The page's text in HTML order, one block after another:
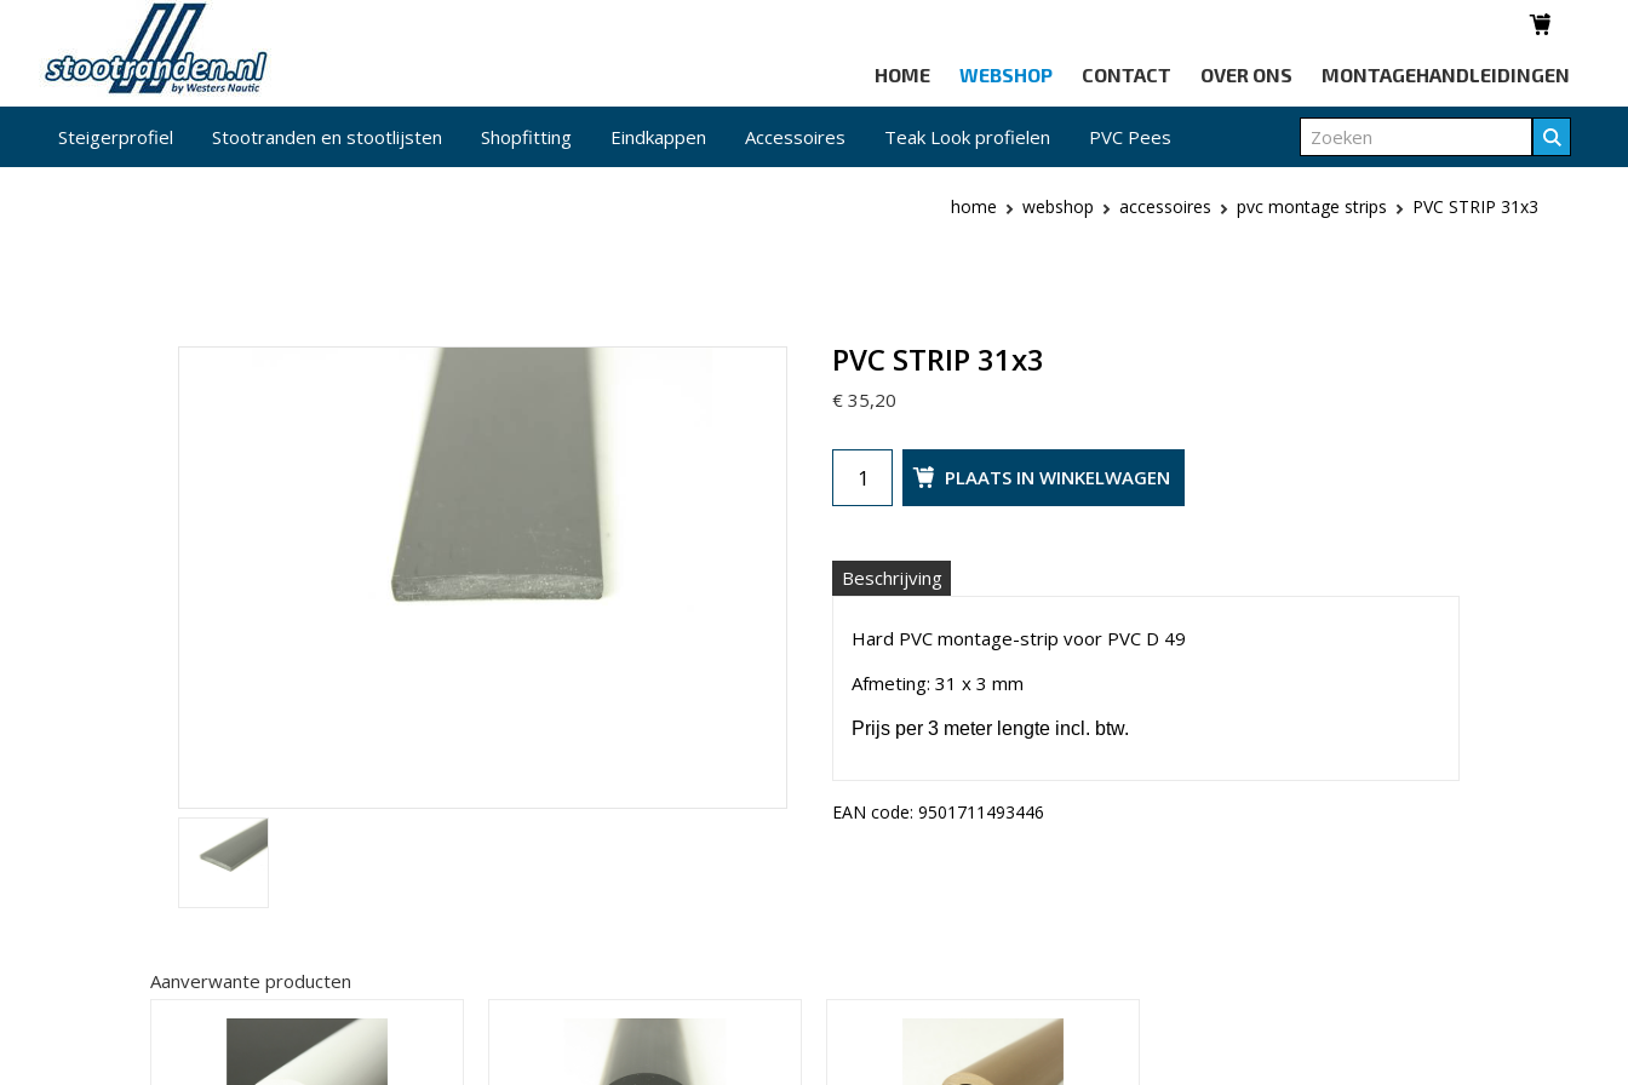
HOME WEBSHOP CONTACT OVER ONS MONTAGEHANDLEIDINGEN
Steigerprofiel Stootranden en stootlijsten Shopfitting Eindkappen Accessoires Teak Look profielen PVC Pees
home webshop accessoires pvc montage strips PVC STRIP 31x3
PVC STRIP 31x3
€ 35,20
PLAATS IN WINKELWAGEN
Beschrijving
Hard PVC montage-strip voor PVC D 49
Afmeting: 31 x 3 mm
Prijs per 3 meter lengte incl. btw.
EAN code: 9501711493446
Aanverwante producten